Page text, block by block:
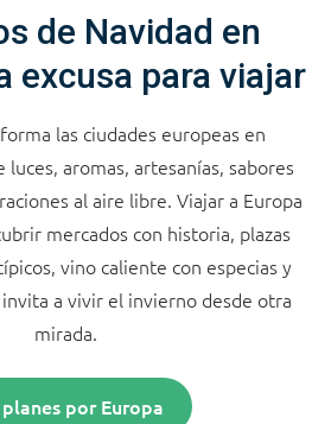
de Navidad en
excusa para viajar
las ciudades europeas en
luces, aromas, artesanías, sabores
al aire libre. Viajar a Europa
mercados con historia, plazas
vino caliente con especias y
a vivir el invierno desde otra
mirada.
por Europa